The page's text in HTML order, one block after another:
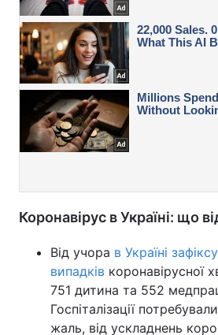
Коронавірус в Україні: що
Від учора в Україні
випадків коронавірусної
751 дитина та 552
Госпіталізації
жаль, від ускладнень